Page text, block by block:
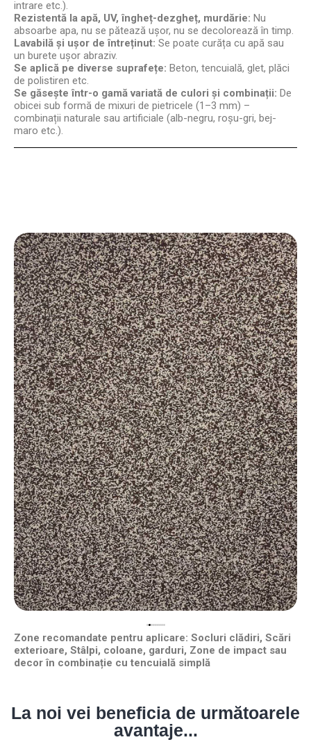
intrare etc.).
Rezistentă la apă, UV, îngheț-dezgheț, murdărie: Nu
absoarbe apa, nu se pătează ușor, nu se decolorează în timp.
Lavabilă și ușor de întreținut: Se poate curăța cu apă sau
un burete ușor abraziv.
Se aplică pe diverse suprafețe: Beton, tencuială, glet, plăci
de polistiren etc.
Se găsește într-o gamă variată de culori și combinații: De
obicei sub formă de mixuri de pietricele (1–3 mm) –
combinații naturale sau artificiale (alb-negru, roșu-gri, bej-
maro etc.).
Zone recomandate pentru aplicare: Socluri clădiri, Scări
exterioare, Stâlpi, coloane, garduri, Zone de impact sau
decor în combinație cu tencuială simplă
La noi vei beneficia de următoarele
avantaje...